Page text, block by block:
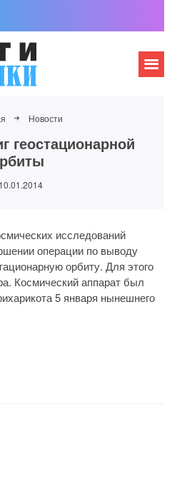
Новости
геостационарной
10.01.2014
исследований
операции по выводу
орбиту. Для этого
Космический аппарат был
5 января нынешнего